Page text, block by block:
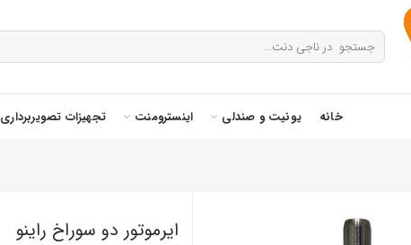
خانه یونیت و صندلی اینسترومنت تجهیزات تصویربرداری
ایرموتور دو سوراخ راینو